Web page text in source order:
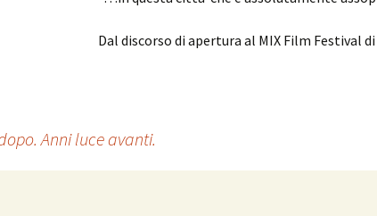
Dal discorso di apertura al MIX Film Festival
Anni luce avanti.